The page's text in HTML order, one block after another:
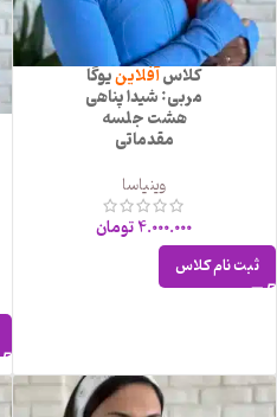
کلاسآفلاینیوگا
مربی: شیدا پناهی
هشت جلسه
مقدماتی
وینیاسا
4.000.000تومان
ثبت نام کلاس